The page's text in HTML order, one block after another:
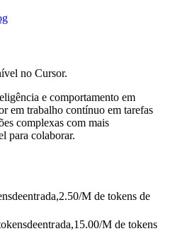
no Cursor.
e comportamento em
em trabalho contínuo em tarefas
complexas com mais
para colaborar.
nsdeentrada,2.50/M de tokens de
okensdeentrada,15.00/M de tokens